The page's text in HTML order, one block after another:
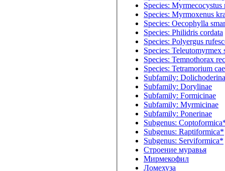
Species: Myrmecocystus
Species: Myrmoxenus
Species: Oecophylla
Species: Philidris cordata
Species: Polyergus
Species: Teleutomyrmex
Species: Temnothorax
Species: Tetramorium
Subfamily:
Subfamily: Dorylinae
Subfamily: Formicinae
Subfamily: Myrmicinae
Subfamily: Ponerinae
Subgenus:
Subgenus: Raptiformica*
Subgenus: Serviformica*
Строение муравья
Мирмекофил
Ломехуза